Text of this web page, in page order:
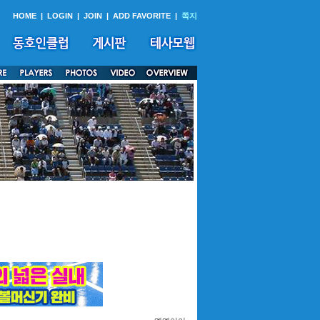
HOME | LOGIN | JOIN | ADD FAVORITE | 쪽지